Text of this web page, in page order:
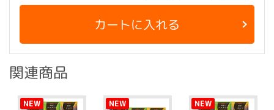
カートに入れる
関連商品
NEW NEW NEW